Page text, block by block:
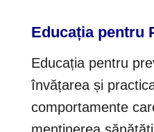
Educația pentru
Educația pentru
învățarea și
comportamente